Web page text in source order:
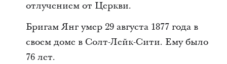
отлучением от Церкви.
Бригам Янг умер 29 августа 1877 года в
своем доме в Солт-Лейк-Сити. Ему было
76 лет.